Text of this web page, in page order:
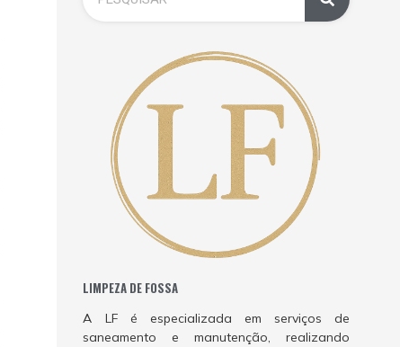
LIMPEZA DE FOSSA
A LF é especializada em serviços de
saneamento e manutenção, realizando